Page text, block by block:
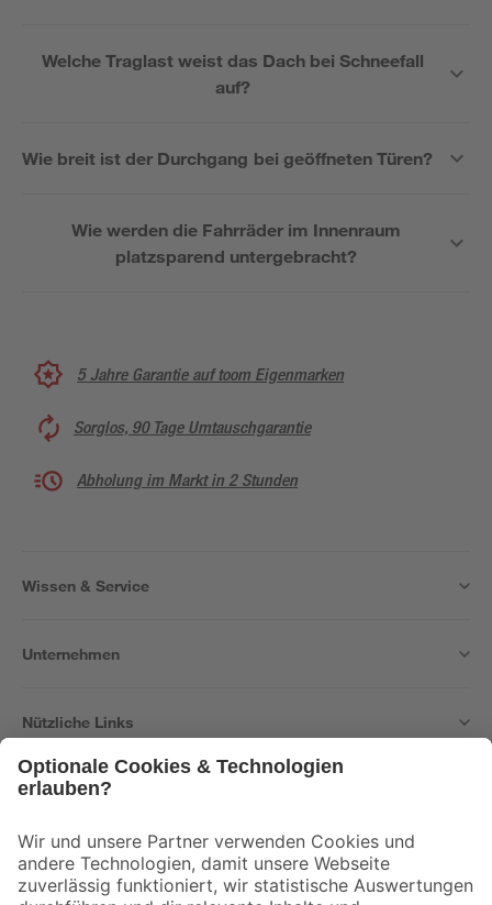
Welche Traglast weist das Dach bei Schneefall
auf?
Wie breit ist der Durchgang bei geöffneten Türen?
Wie werden die Fahrräder im Innenraum
platzsparend untergebracht?
5 Jahre Garantie auf toom Eigenmarken
Sorglos, 90 Tage Umtauschgarantie
Abholung im Markt in 2 Stunden
Wissen & Service
Unternehmen
Nützliche Links
Der toom Newsletter: Keine Angebote und Aktionen mehr verpassen!
Zur Newsletter Anmeldung